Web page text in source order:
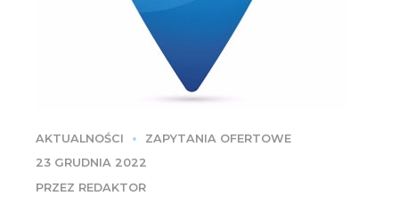
AKTUALNOŚCI
ZAPYTANIA OFERTOWE
23 GRUDNIA 2022
PRZEZ REDAKTOR